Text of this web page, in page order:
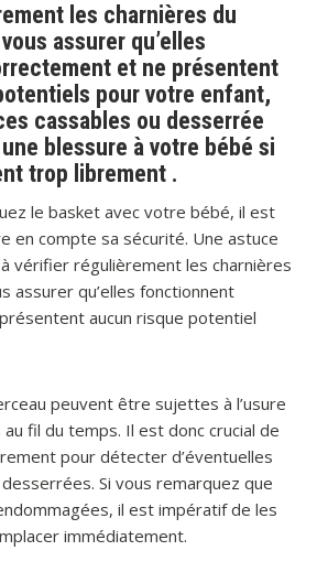
les charnières du
assurer qu’elles
et ne présentent
pour votre enfant,
cassables ou desserrée
blessure à votre bébé si
trop librement .
le basket avec votre bébé, il est
en compte sa sécurité. Une astuce
vérifier régulièrement les charnières
assurer qu’elles fonctionnent
aucun risque potentiel
peuvent être sujettes à l’usure
fil du temps. Il est donc crucial de
pour détecter d’éventuelles
Si vous remarquez que
il est impératif de les
immédiatement.